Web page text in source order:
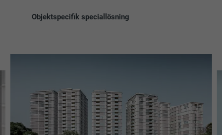
Objektspecifik speciallösning